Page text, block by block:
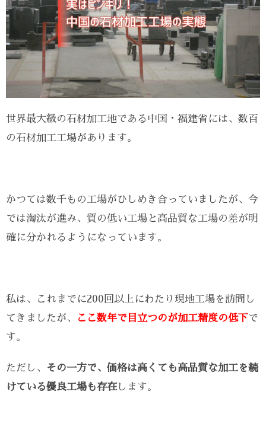
世界最大級の石材加工地である中国・福建省には、数百
の石材加工工場があります。
かつては数千もの工場がひしめき合っていましたが、今
では淘汰が進み、質の低い工場と高品質な工場の差が明
確に分かれるようになっています。
私は、これまでに200回以上にわたり現地工場を訪問し
てきましたが、
ここ数年で目立つのが加工精度の低下 で
す。
ただし、
その一方で、価格は高くても高品質な加工を続
けている優良工場も存在します。